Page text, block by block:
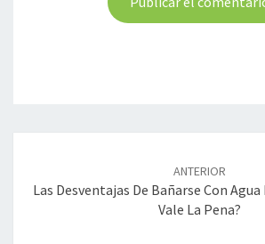
entradas
ANTERIOR
Las Desventajas De Bañarse Con
Vale La Pena?